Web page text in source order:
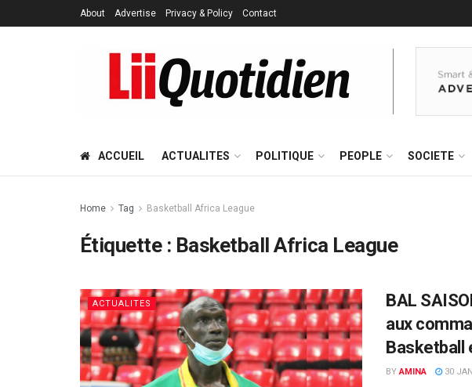
About Advertise Privacy & Policy Contact
ACCUEIL ACTUALITES POLITIQUE PEOPLE SOCIETE
Home Tag Basketball Africa League
Étiquette : Basketball Africa League
ACTUALITES
BAL
aux
Basketball
BY AMINA 30